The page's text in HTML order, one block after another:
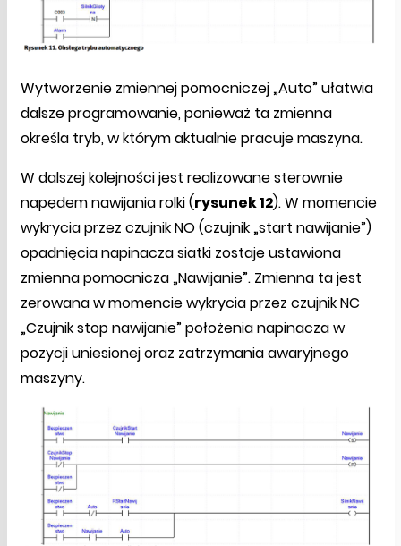
Wytworzenie zmiennej pomocniczej „Auto” ułatwia
dalsze programowanie, ponieważ ta zmienna
określa tryb, w którym aktualnie pracuje maszyna.
W dalszej kolejności jest realizowane sterownie
napędem nawijania rolki (rysunek 12). W momencie
wykrycia przez czujnik NO (czujnik „start nawijanie”)
opadnięcia napinacza siatki zostaje ustawiona
zmienna pomocnicza „Nawijanie”. Zmienna ta jest
zerowana w momencie wykrycia przez czujnik NC
„Czujnik stop nawijanie” położenia napinacza w
pozycji uniesionej oraz zatrzymania awaryjnego
maszyny.